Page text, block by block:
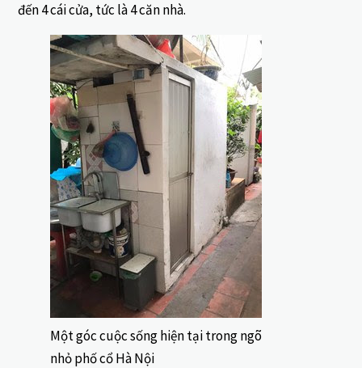
đến 4 cái cửa, tức là 4 căn nhà.
Một góc cuộc sống hiện tại trong ngõ
nhỏ phố cổ Hà Nội